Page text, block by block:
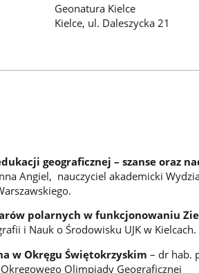
Geonatura Kielce
Kielce, ul. Daleszycka 21
geograficznej – szanse oraz
Angiel, nauczyciel akademicki
polarnych w funkcjonowaniu
i Nauk o Środowisku UJK w Kielcach.
w Okręgu Świętokrzyskim – dr hab.
Olimpiady Geograficznej